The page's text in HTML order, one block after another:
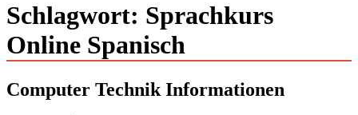
Schlagwort: Sprachkurs
Online Spanisch
Computer Technik Informationen